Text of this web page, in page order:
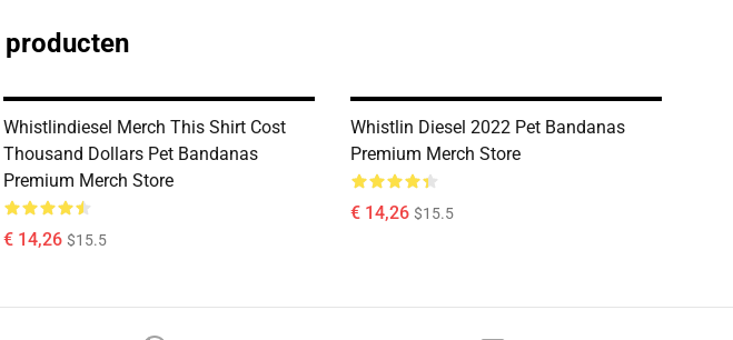
producten
Whistlindiesel Merch This Shirt Cost
Thousand Dollars Pet Bandanas
Premium Merch Store
€ 14,26 $15.5
Whistlin Diesel 2022 Pet Bandanas
Premium Merch Store
€ 14,26 $15.5